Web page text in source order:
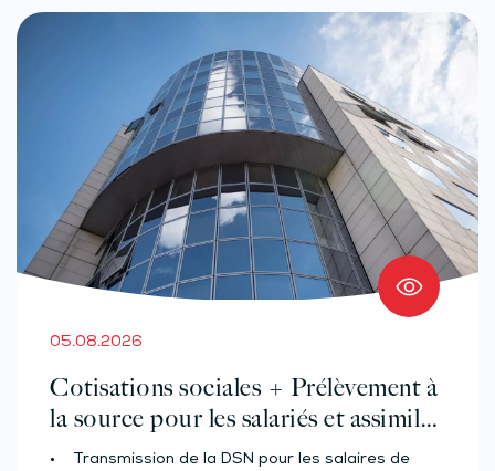
05.08.2026
Cotisations sociales + Prélèvement à
la source pour les salariés et assimilés
(effectif d’au moins 50 salariés)
• Transmission de la DSN pour les salaires de